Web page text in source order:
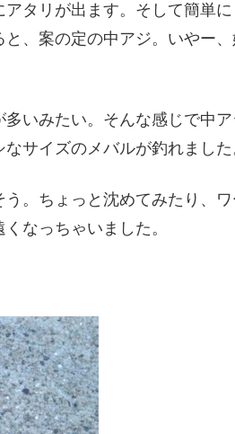
タリが出ます。そして簡単に
、案の定の中アジ。いやー
いみたい。そんな感じで中ア
サイズのメバルが釣れました
。ちょっと沈めてみたり、ワ
なっちゃいました。